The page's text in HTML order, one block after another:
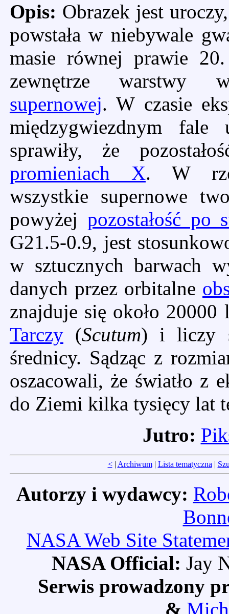
Opis: Obrazek jest
powstała w niebywale
masie równej prawie 20.
zewnętrze warstwy
supernowej. W czasie
międzygwiezdnym fale
sprawiły, że
promieniach X. W
wszystkie supernowe
powyżej pozostałość po
G21.5-0.9, jest
w sztucznych barwach
danych przez orbitalne
znajduje się około
Tarczy(Scutum) i liczy
średnicy. Sądząc z
oszacowali, że światło z
do Ziemi kilka tysięcy lat
Jutro:
<| Archiwum| Lista tematyczna |
Autorzy i wydawcy:
NASA Web Site
NASA Official: Jay
Serwis prowadzony
&